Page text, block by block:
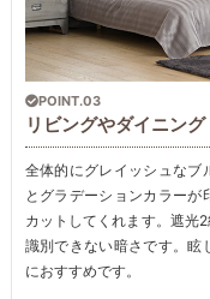
POINT.03
リビングやダイニン
全体的にグレイッシュなブ
とグラデーションカラーが
カットしてくれます。遮光
識別できない暗さです。眩
におすすめです。